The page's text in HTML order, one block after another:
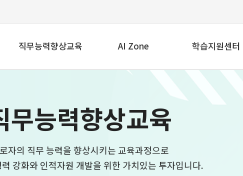
직무능력향상교육 AI Zone
AI 기초
AI 융합
Live Class
학습지원센터
공지사항
교육 유의사항
무능력향상교육
자의 직무 능력을 향상시키는 교육과정으로
강화와 인적자원 개발을 위한 가치있는 투자입니다.